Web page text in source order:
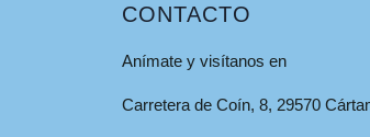
CONTACTO
Anímate y visítanos en
Carretera de Coín, 8, 29570